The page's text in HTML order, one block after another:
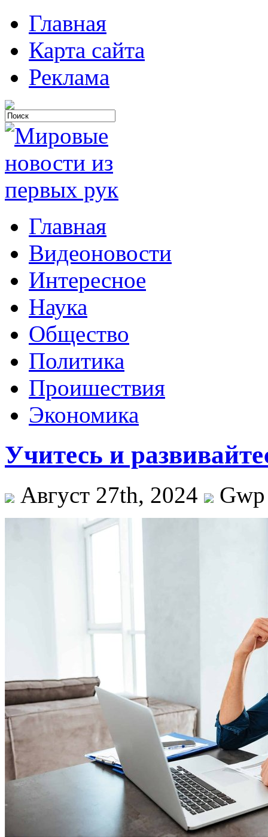
Главная
Карта сайта
Реклама
Главная
Видеоновости
Интересное
Наука
Общество
Политика
Проишествия
Экономика
Учитесь и
Август 27th, 2024 Gwp